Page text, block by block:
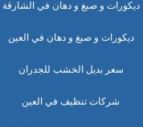
ديكورات و صبغ و دهان في الشارقة
ديكورات و صبغ و دهان في العين
سعر بديل الخشب للجدران
شركات تنظيف في العين